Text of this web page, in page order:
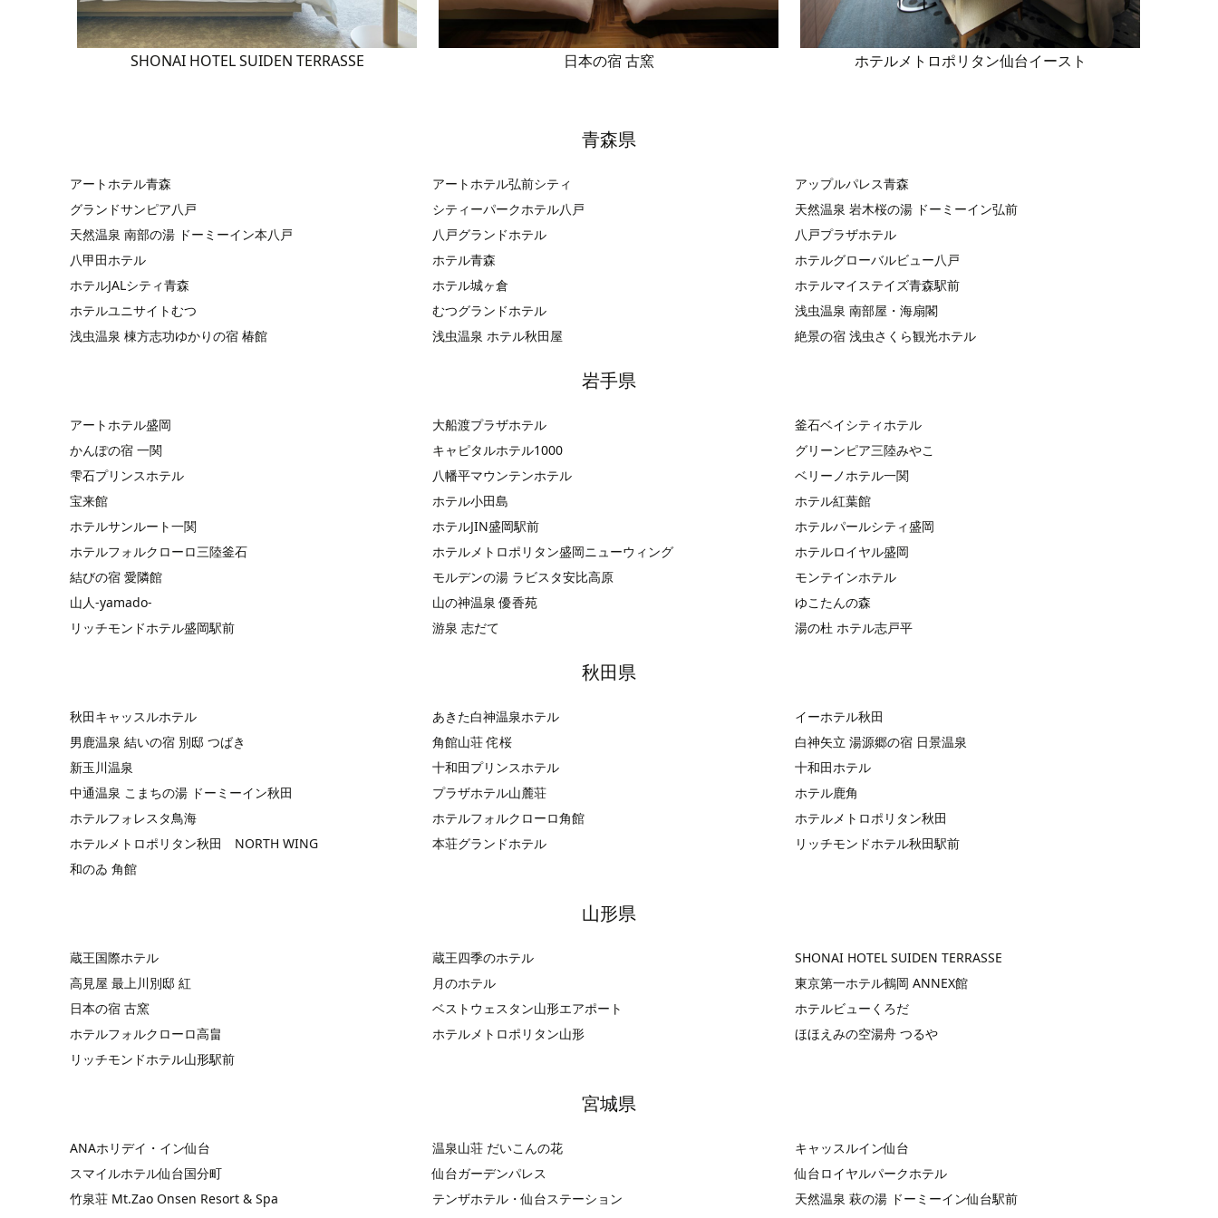
SHONAI HOTEL SUIDEN TERRASSE 日本の宿 古窯 ホテルメトロポリタン仙台イースト
青森県
アートホテル青森 アートホテル弘前シティ
アップルパレス青森
グランドサンピア八戸
シティーパークホテル八戸
天然温泉 岩木桜の湯 ドーミーイン弘前
天然温泉 南部の湯 ドーミーイン本八戸
八戸グランドホテル
八戸プラザホテル
八甲田ホテル
ホテル青森
ホテルグローバルビュー八戸
ホテルJALシティ青森
ホテル城ヶ倉
ホテルマイステイズ青森駅前
ホテルユニサイトむつ
むつグランドホテル
浅虫温泉 南部屋・海扇閣
浅虫温泉 棟方志功ゆかりの宿 椿館
浅虫温泉 ホテル秋田屋 絶景の宿 浅虫さくら観光ホテル
岩手県
アートホテル盛岡 大船渡プラザホテル
釜石ベイシティホテル
かんぽの宿 一関
キャピタルホテル1000
グリーンピア三陸みやこ
雫石プリンスホテル
八幡平マウンテンホテル
ベリーノホテル一関
宝来館
ホテル小田島
ホテル紅葉館
ホテルサンルート一関
ホテルJIN盛岡駅前
ホテルパールシティ盛岡
ホテルフォルクローロ三陸釜石
ホテルメトロポリタン盛岡ニューウィング
ホテルロイヤル盛岡
結びの宿 愛隣館
モルデンの湯 ラビスタ安比高原
モンテインホテル
山人-yamado-
山の神温泉 優香苑
ゆこたんの森
リッチモンドホテル盛岡駅前
游泉 志だて 湯の杜 ホテル志戸平
秋田県
秋田キャッスルホテル あきた白神温泉ホテル
イーホテル秋田
男鹿温泉 結いの宿 別邸 つばき
角館山荘 侘桜
白神矢立 湯源郷の宿 日景温泉
新玉川温泉
十和田プリンスホテル
十和田ホテル
中通温泉 こまちの湯 ドーミーイン秋田
プラザホテル山麓荘
ホテル鹿角
ホテルフォレスタ鳥海
ホテルフォルクローロ角館
ホテルメトロポリタン秋田
ホテルメトロポリタン秋田 NORTH WING
本荘グランドホテル
リッチモンドホテル秋田駅前
和のゐ 角館
山形県
蔵王国際ホテル 蔵王四季のホテル
SHONAI HOTEL SUIDEN TERRASSE
高見屋 最上川別邸 紅
月のホテル
東京第一ホテル鶴岡 ANNEX館
日本の宿 古窯
ベストウェスタン山形エアポート
ホテルビューくろだ
ホテルフォルクローロ高畠
ホテルメトロポリタン山形
ほほえみの空湯舟 つるや
リッチモンドホテル山形駅前
宮城県
ANAホリデイ・イン仙台 温泉山荘 だいこんの花
キャッスルイン仙台
スマイルホテル仙台国分町
仙台ガーデンパレス
仙台ロイヤルパークホテル
竹泉荘 Mt.Zao Onsen Resort & Spa
テンザホテル・仙台ステーション
天然温泉 萩の湯 ドーミーイン仙台駅前